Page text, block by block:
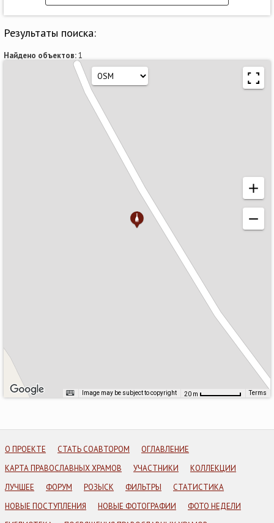
Результаты поиска:
Найдено объектов:1
Image may be subject to copyright 20 m Terms
О ПРОЕКТЕ СТАТЬ СОАВТОРОМ
ОГЛАВЛЕНИЕ
КАРТА ПРАВОСЛАВНЫХ ХРАМОВ
УЧАСТНИКИ
КОЛЛЕКЦИИ
ЛУЧШЕЕ
ФОРУМ РОЗЫСК ФИЛЬТРЫ
СТАТИСТИКА
НОВЫЕ ПОСТУПЛЕНИЯ
НОВЫЕ ФОТОГРАФИИ
ФОТО НЕДЕЛИ